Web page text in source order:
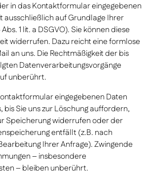
in das Kontaktformular eingegebenen
ausschließlich auf Grundlage Ihrer
1 lit. a DSGVO). Sie können diese
widerrufen. Dazu reicht eine formlose
an uns. Die Rechtmäßigkeit der bis
Datenverarbeitungsvorgänge
unberührt.
eingegebenen Daten
bis Sie uns zur Löschung auffordern,
Speicherung widerrufen oder der
entfällt (z.B. nach
Ihrer Anfrage). Zwingende
– insbesondere
– bleiben unberührt.